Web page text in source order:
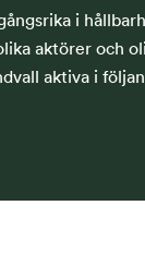
i
aktörer och
aktiva i